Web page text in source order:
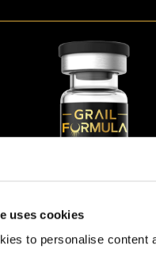
uses cookies
to personalise content
40 mg